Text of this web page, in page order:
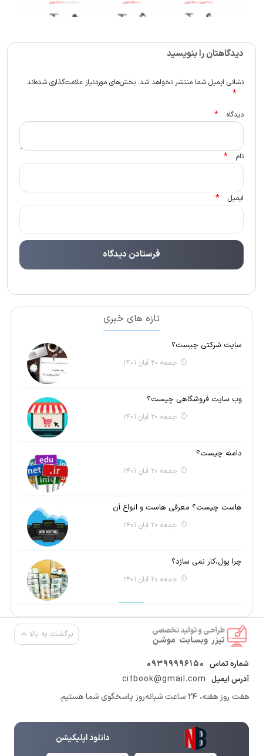
دیدگاهتان را بنویسید
نشانی ایمیل شما منتشر نخواهد شد. بخش‌های موردنیاز علامت‌گذاری شده‌اند
*
دیدگاه *
نام *
ایمیل *
تازه های خبری
سایت شرکتی چیست؟
جمعه 20 آبان 1401
وب سایت فروشگاهی چیست؟
جمعه 20 آبان 1401
دامنه چیست؟
جمعه 20 آبان 1401
هاست چیست؟ معرفی هاست و انواع آن
جمعه 20 آبان 1401
چرا پول،کار نمی سازد؟
جمعه 20 آبان 1401
برگشت به بالا
شماره تماس 09399996150
آدرس ایمیل citbook@gmail.com
هفت روز هفته، ۲۴ ساعت شبانه‌روز پاسخگوی شما هستیم.
دانلود اپلیکیشن